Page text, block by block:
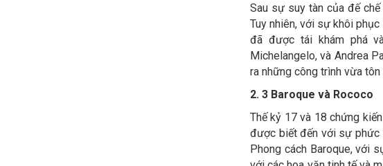
Sau sự suy tàn của đế
Tuy nhiên, với sự khôi
đã được tái khám phá
Michelangelo, và Andrea
ra những công trình vừa
2. 3 Baroque và Rococo
Thế kỷ 17 và 18 chứng
được biết đến với sự phức
Phong cách Baroque, với